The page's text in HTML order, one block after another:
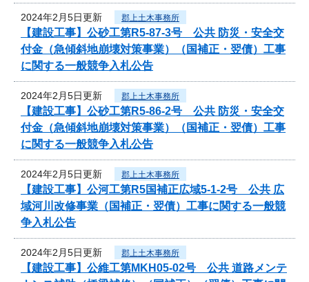
2024年2月5日更新 郡上土木事務所
【建設工事】公砂工第R5-87-3号 公共 防災・安全交
付金（急傾斜地崩壊対策事業）（国補正・翌債）工事
に関する一般競争入札公告
2024年2月5日更新 郡上土木事務所
【建設工事】公砂工第R5-86-2号 公共 防災・安全交
付金（急傾斜地崩壊対策事業）（国補正・翌債）工事
に関する一般競争入札公告
2024年2月5日更新 郡上土木事務所
【建設工事】公河工第R5国補正広域5-1-2号 公共 広
域河川改修事業（国補正・翌債）工事に関する一般競
争入札公告
2024年2月5日更新 郡上土木事務所
【建設工事】公維工第MKH05-02号 公共 道路メンテ